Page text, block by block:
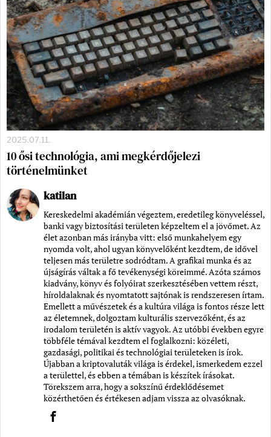
2025.07.11.
10 ősi technológia, ami megkérdőjelezi
történelmünket
katilan
Kereskedelmi akadémián végeztem, eredetileg könyveléssel,
banki vagy biztosítási területen képzeltem el a jövőmet. Az
élet azonban más irányba vitt: első munkahelyem egy
nyomda volt, ahol ugyan könyvelőként kezdtem, de idővel
teljesen más területre sodródtam. A grafikai munka és az
újságírás váltak a fő tevékenységi köreimmé. Azóta számos
kiadvány, könyv és folyóirat szerkesztésében vettem részt,
híroldalaknak és nyomtatott sajtónak is rendszeresen írtam.
Emellett a művészetek és a kultúra világa is fontos része lett
az életemnek, dolgoztam kulturális szervezőként, és az
irodalom területén is aktív vagyok. Az utóbbi években egyre
többféle témával kezdtem el foglalkozni: közéleti,
gazdasági, politikai és technológiai területeken is írok.
Újabban a kriptovaluták világa is érdekel, ismerkedem ezzel
a területtel, és ebben a témában is készítek írásokat.
Törekszem arra, hogy a sokszínű érdeklődésemet
közérthetően és értékesen adjam vissza az olvasóknak.